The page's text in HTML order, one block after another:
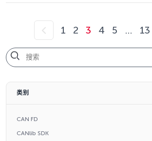
1 2 3 4 5 … 13
类别
CAN FD
CANlib SDK